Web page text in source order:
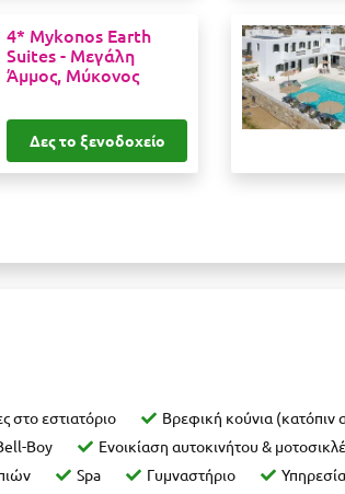
4* Mykonos Earth
Suites - Μεγάλη
Άμμος, Μύκονος
Δες το ξενοδοχείο
στο εστιατόριο
Βρεφική κούνια (κατόπιν
Boy Ενοικίαση αυτοκινήτου &
Spa Γυμναστήριο